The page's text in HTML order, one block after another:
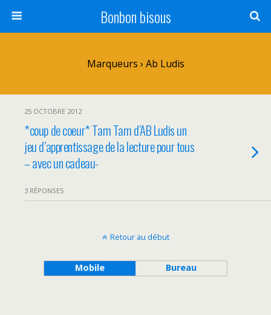
Bonbon bisous
Marqueurs › Ab Ludis
25 OCTOBRE 2012
*coup de coeur* Tam Tam d’AB Ludis un
jeu d’apprentissage de la lecture pour tous
– avec un cadeau-
3 RÉPONSES
Retour au début
Mobile Bureau